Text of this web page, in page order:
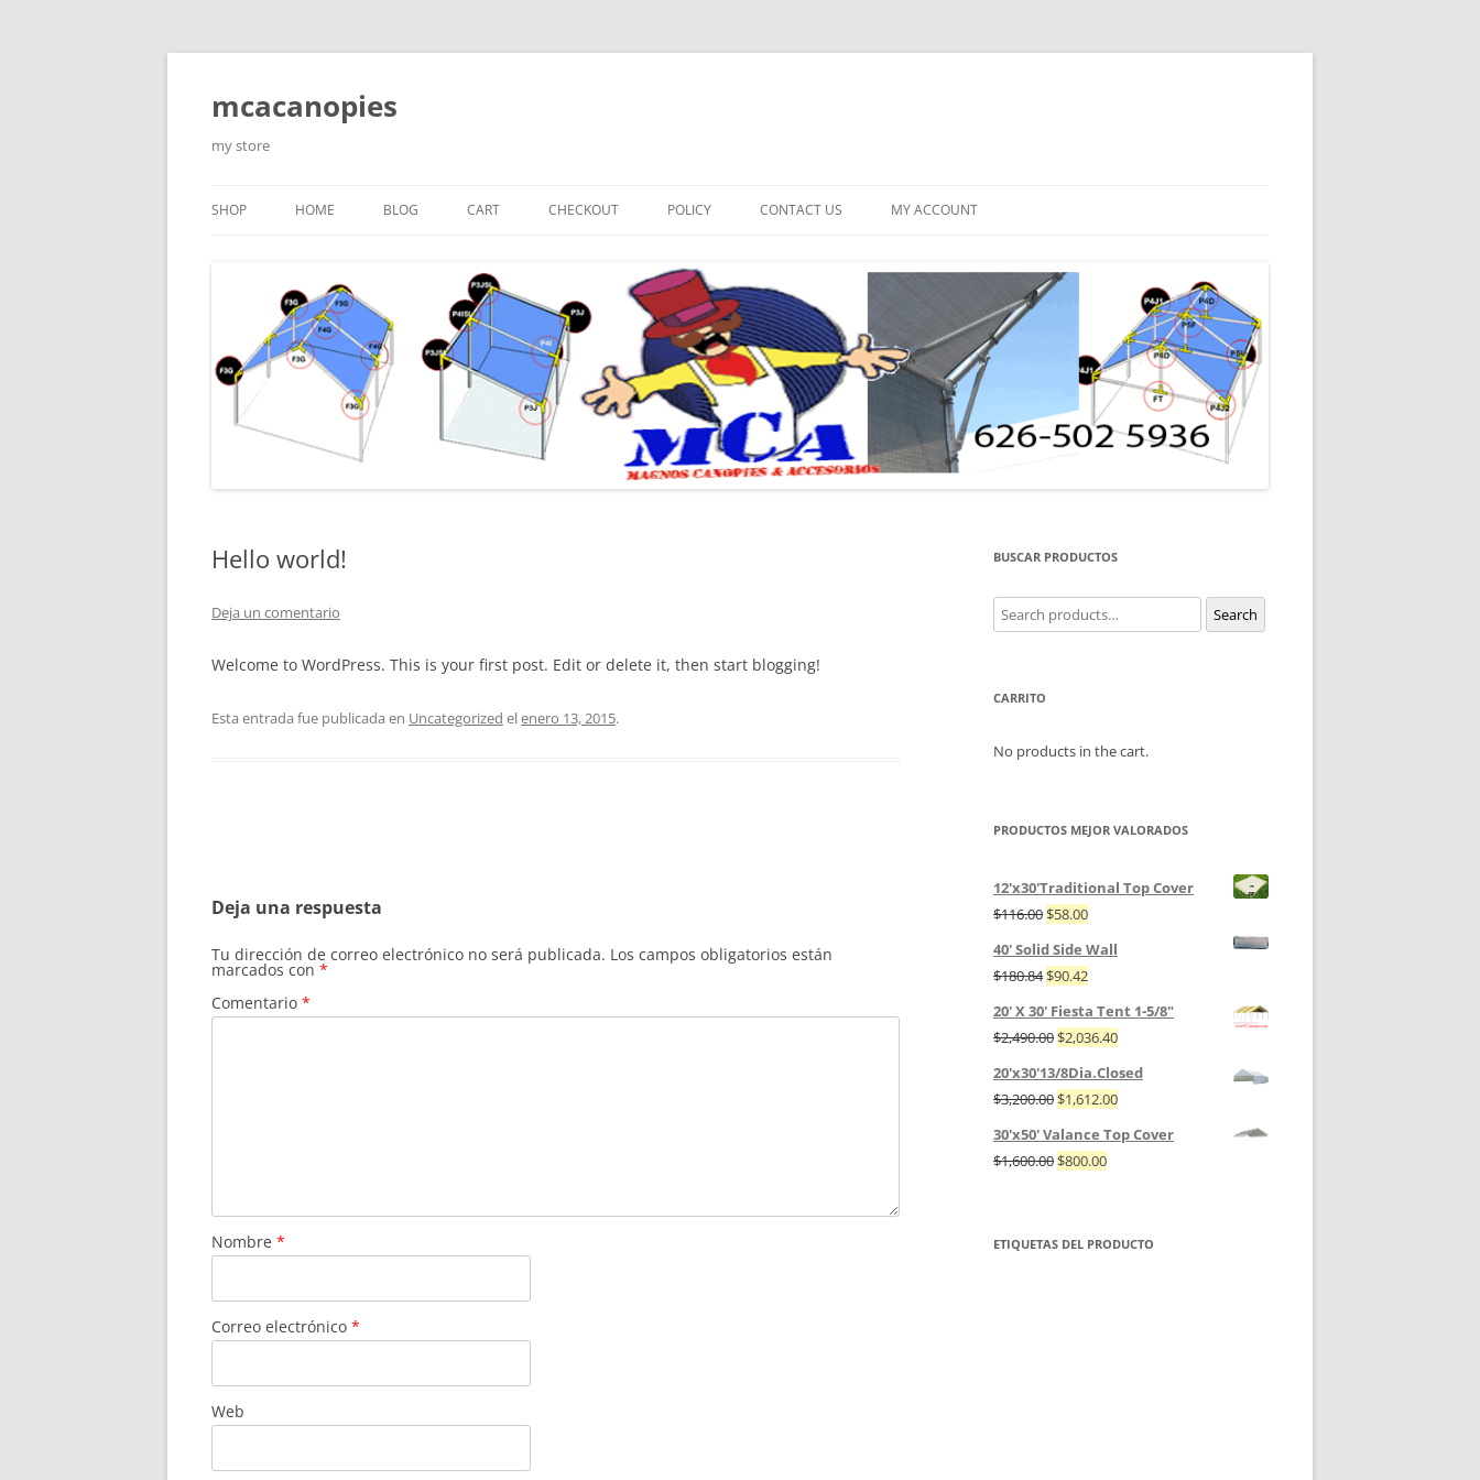
Saltar
mcacanopies
my store
SHOP
ENCLOSED WITH WINDOWS
ACCESORIES
HOME BLOG CART CHECKOUT POLICY CONTACT US MY ACCOUNT
Hello world!
Deja un comentario
Welcome to WordPress. This is your first post. Edit or delete it, then start blogging!
Esta entrada fue publicada en Uncategorized elenero 13, 2015.
entradas
Deja una respuesta
Tu dirección de correo electrónico no será publicada. Los campos obligatorios están
marcados con *
Comentario *
Nombre *
Correo electrónico *
Web
BUSCAR PRODUCTOS
Search
for: Search
CARRITO
No products in the cart.
PRODUCTOS MEJOR VALORADOS
12'x30'Traditional Top Cover
$116.00 $58.00
40' Solid Side Wall
$180.84 $90.42
20' X 30' Fiesta Tent 1-5/8"
$2,490.00 $2,036.40
20'x30'13/8Dia.Closed
$3,200.00 $1,612.00
30'x50' Valance Top Cover
$1,600.00 $800.00
ETIQUETAS DEL PRODUCTO